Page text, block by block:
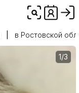
в Ростовской
1/3